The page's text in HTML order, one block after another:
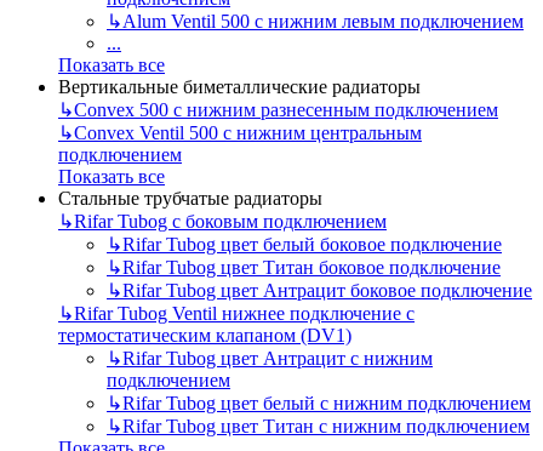
↳Alum Ventil 500 с нижним левым подключением
...
Показать все
Вертикальные биметаллические радиаторы
↳Convex 500 с нижним разнесенным подключением
↳Convex Ventil 500 с нижним центральным
подключением
Показать все
Стальные трубчатые радиаторы
↳Rifar Tubog с боковым подключением
↳Rifar Tubog цвет белый боковое подключение
↳Rifar Tubog цвет Титан боковое подключение
↳Rifar Tubog цвет Антрацит боковое подключение
↳Rifar Tubog Ventil нижнее подключение с
термостатическим клапаном (DV1)
↳Rifar Tubog цвет Антрацит с нижним
подключением
↳Rifar Tubog цвет белый с нижним подключением
↳Rifar Tubog цвет Титан с нижним подключением